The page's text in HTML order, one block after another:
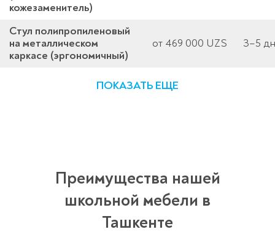
кожезаменитель)
Стул полипропиленовый
на металлическом
каркасе (эргономичный)
от 469 000 UZS 3–5
ПОКАЗАТЬ ЕЩЕ
Преимущества нашей
школьной мебели в
Ташкенте